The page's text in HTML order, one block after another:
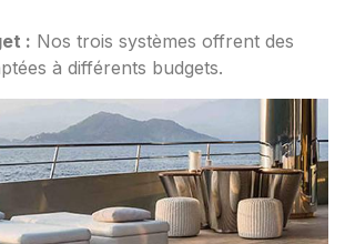
: Nos trois systèmes offrent des
à différents budgets.